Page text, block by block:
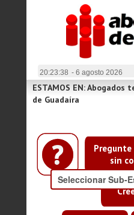
20:23:38 - 6 agosto 2026
sin
ESTAMOS EN:
de Guadaíra